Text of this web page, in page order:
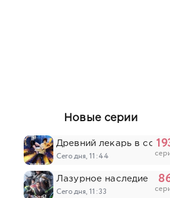
Новые серии
Древний лекарь в
Сегодня, 11:44
Лазурное наследие
Сегодня, 11:33